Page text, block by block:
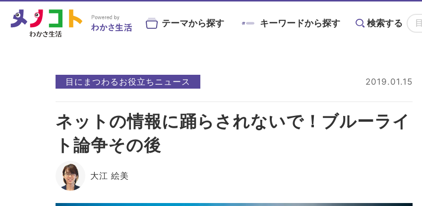
テーマから探す キーワードから探す 検索する
目の症状や病気と
目にまつわる
目を鍛える
目に良い食べ物・
栄養素と調理法
目の基礎知識
目のことを楽しく
#ビルベリー #北欧 #アントシアニン
#目の健康 #サンシャインメガネ #目のかすみ #ドライアイ #目の疲れ #
#コンタクトレンズ #ビジョントレーニング #こどもの目の日 #6月
目にまつわるお役立ちニュース 2019.01.15
ネットの情報に踊らされないで！ブルーライ
ト論争その後
大江 絵美